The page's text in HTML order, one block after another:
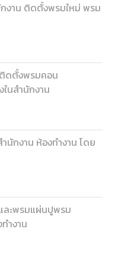
งาน ติดตั้งพรมใหม่ พรม
ดตั้งพรมคอน
นสำนักงาน
กงาน ห้องทำงาน โดย
ละพรมแผ่นปูพรม
ำงาน